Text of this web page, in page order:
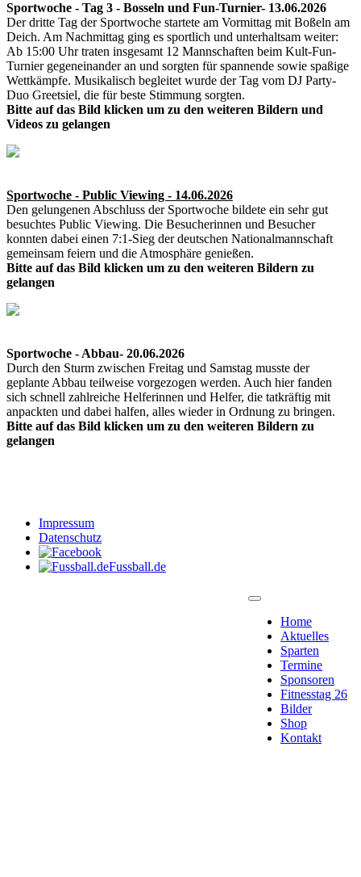
Sportwoche - Tag 3 - Bosseln und Fun-Turnier- 13.06.2026
Der dritte Tag der Sportwoche startete am Vormittag mit Boßeln am
Deich. Am Nachmittag ging es sportlich und unterhaltsam weiter:
Ab 15:00 Uhr traten insgesamt 12 Mannschaften beim Kult-Fun-
Turnier gegeneinander an und sorgten für spannende sowie spaßige
Wettkämpfe. Musikalisch begleitet wurde der Tag vom DJ Party-
Duo Greetsiel, die für beste Stimmung sorgten.
Bitte auf das Bild klicken um zu den weiteren Bildern und
Videos zu gelangen
Sportwoche - Public Viewing - 14.06.2026
Den gelungenen Abschluss der Sportwoche bildete ein sehr gut
besuchtes Public Viewing. Die Besucherinnen und Besucher
konnten dabei einen 7:1-Sieg der deutschen Nationalmannschaft
gemeinsam feiern und die Atmosphäre genießen.
Bitte auf das Bild klicken um zu den weiteren Bildern zu
gelangen
Sportwoche - Abbau- 20.06.2026
Durch den Sturm zwischen Freitag und Samstag musste der
geplante Abbau teilweise vorgezogen werden. Auch hier fanden
sich schnell zahlreiche Helferinnen und Helfer, die tatkräftig mit
anpackten und dabei halfen, alles wieder in Ordnung zu bringen.
Bitte auf das Bild klicken um zu den weiteren Bildern zu
gelangen
Impressum
Datenschutz
Fussball.de
Home
Aktuelles
Sparten
Termine
Sponsoren
Fitnesstag 26
Bilder
Shop
Kontakt